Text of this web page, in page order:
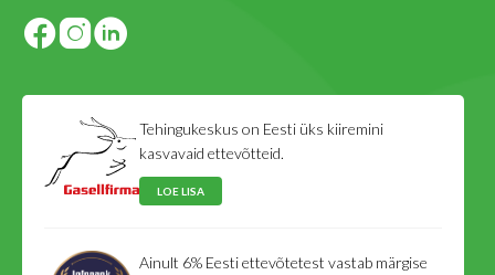
Tehingukeskus on Eesti üks kiiremini
kasvavaid ettevõtteid.
LOE LISA
Ainult 6% Eesti ettevõtetest vastab märgise